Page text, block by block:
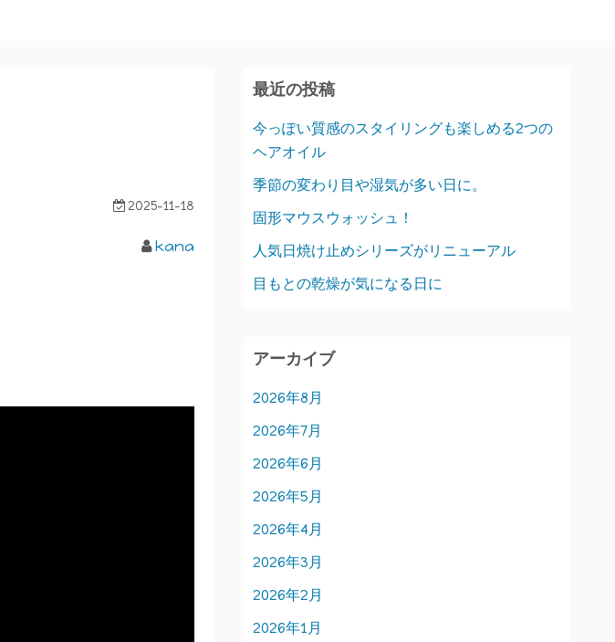
2025-11-18
kana
最近の投稿
今っぽい質感のスタイリングも楽しめる2つの
ヘアオイル
季節の変わり目や湿気が多い日に。
固形マウスウォッシュ！
人気日焼け止めシリーズがリニューアル
目もとの乾燥が気になる日に
アーカイブ
2026年8月
2026年7月
2026年6月
2026年5月
2026年4月
2026年3月
2026年2月
2026年1月